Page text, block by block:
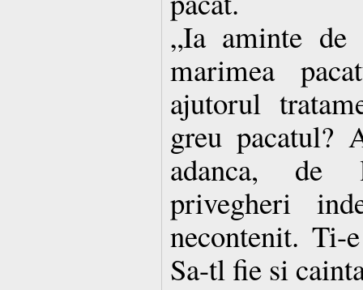
„Ia aminte de
marimea
ajutorul
greu pacatul?
adanca, de
privegheri
necontenit. Ti-
Sa-tl fie si